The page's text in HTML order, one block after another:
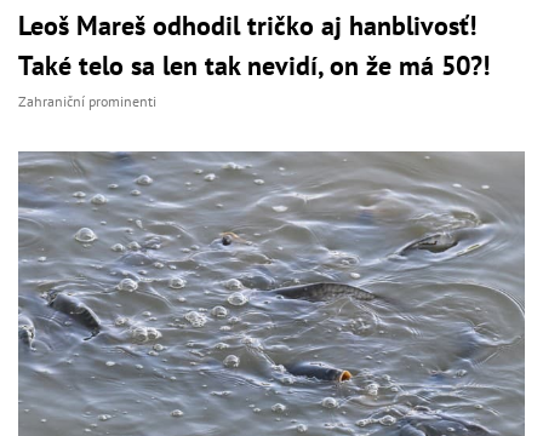
Leoš Mareš odhodil tričko aj hanblivosť!
Také telo sa len tak nevidí, on že má 50?!
Zahraniční prominenti